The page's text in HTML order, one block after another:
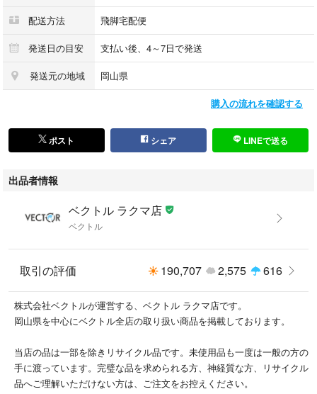
配送方法 飛脚宅配便
発送日の目安 支払い後、4～7日で発送
発送元の地域 岡山県
購入の流れを確認する
ポスト シェア LINEで送る
出品者情報
ベクトル ラクマ店
ベクトル
取引の評価 190,707 2,575 616
株式会社ベクトルが運営する、ベクトル ラクマ店です。
岡山県を中心にベクトル全店の取り扱い商品を掲載しております。
当店の品は一部を除きリサイクル品です。未使用品も一度は一般の方の
手に渡っています。完璧な品を求められる方、神経質な方、リサイクル
品へご理解いただけない方は、ご注文をお控えください。